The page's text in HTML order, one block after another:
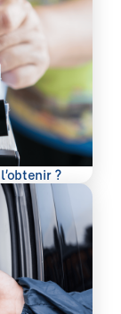
?